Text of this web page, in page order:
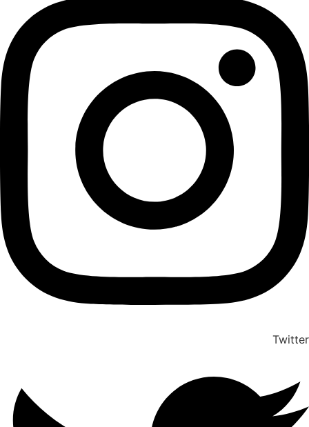
Twitter